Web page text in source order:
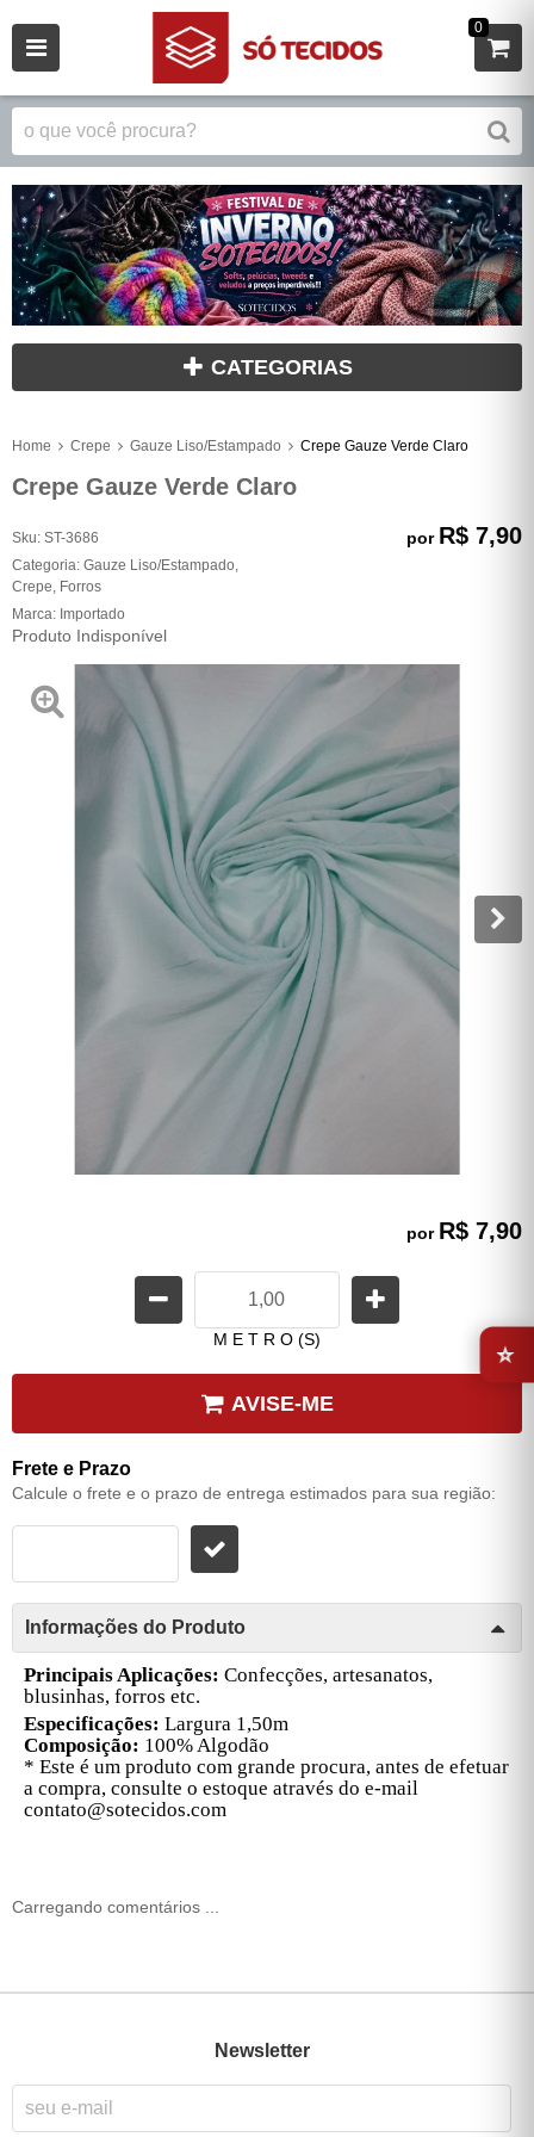
0
CATEGORIAS
Home Crepe Gauze Liso/Estampado Crepe Gauze Verde Claro
Crepe Gauze Verde Claro
Sku: ST-3686
Categoria: Gauze Liso/Estampado
Crepe Forros
Marca: Importado
Produto Indisponível
por R$ 7,90
por R$ 7,90
M E T R O (S)
AVISE-ME
Frete e Prazo
Calcule o frete e o prazo de entrega estimados para sua região:
Informações do Produto
Principais Aplicações: Confecções, artesanatos,
blusinhas, forros etc.
Especificações: Largura 1,50m
Composição: 100% Algodão
* Este é um produto com grande procura, antes de efetuar
a compra, consulte o estoque através do e-mail
contato@sotecidos.com
Carregando comentários ...
Newsletter
⭐